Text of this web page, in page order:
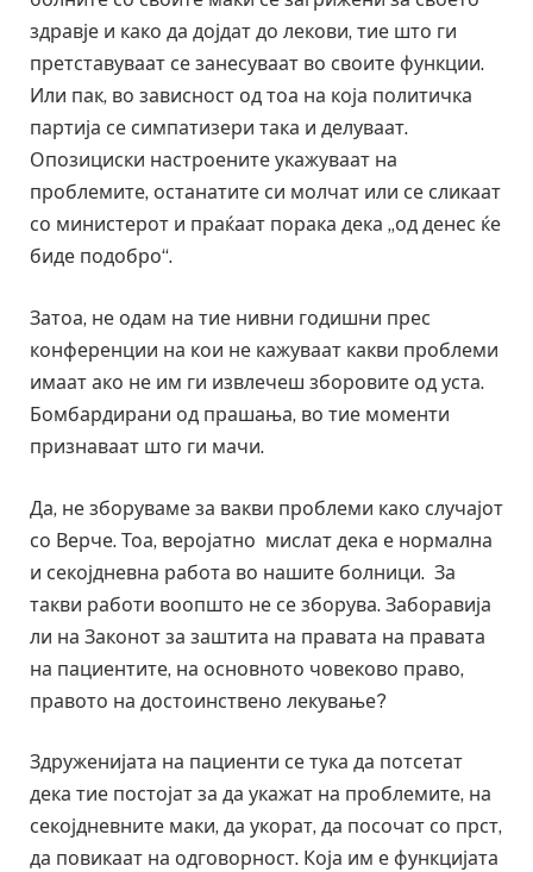
здравје и како да дојдат до лекови, тие што ги
претставуваат се занесуваат во своите функции.
Или пак, во зависност од тоа на која политичка
партија се симпатизери така и делуваат.
Опозициски настроените укажуваат на
проблемите, останатите си молчат или се сликаат
со министерот и праќаат порака дека „од денес ќе
биде подобро“.
Затоа, не одам на тие нивни годишни прес
конференции на кои не кажуваат какви проблеми
имаат ако не им ги извлечеш зборовите од уста.
Бомбардирани од прашања, во тие моменти
признаваат што ги мачи.
Да, не зборуваме за вакви проблеми како случајот
со Верче. Тоа, веројатно мислат дека е нормална
и секојдневна работа во нашите болници. За
такви работи воопшто не се зборува. Заборавија
ли на Законот за заштита на правата на правата
на пациентите, на основното човеково право,
правото на достоинствено лекување?
Здруженијата на пациенти се тука да потсетат
дека тие постојат за да укажат на проблемите, на
секојдневните маки, да укорат, да посочат со прст,
да повикаат на одговорност. Која им е функцијата